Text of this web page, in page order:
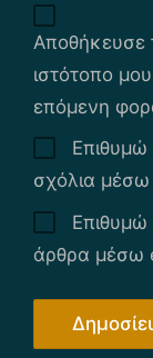
Αποθήκευσε
ιστότοπο
επόμενη
Επιθυμώ
σχόλια
Επιθυμώ
άρθρα μέσω